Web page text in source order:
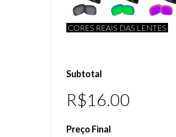
CORES REAIS DAS LENTES
Subtotal
R$16.00
Preço Final